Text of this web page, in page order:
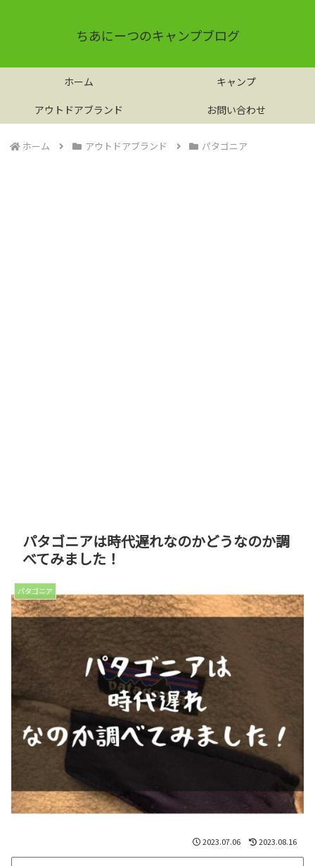
ちあにーつのキャンプブログ
ホーム
キャンプ
アウトドアブランド
お問い合わせ
ホーム アウトドアブランド パタゴニア
パタゴニアは時代遅れなのかどうなのか調
べてみました！
パタゴニア
2023.07.06 2023.08.16